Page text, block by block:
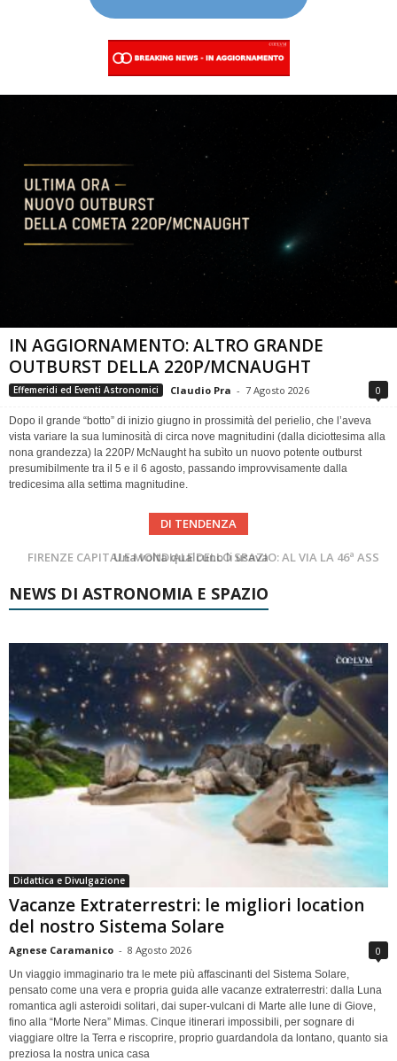
IN AGGIORNAMENTO: ALTRO GRANDE
OUTBURST DELLA 220P/MCNAUGHT
Effemeridi ed Eventi Astronomici Claudio Pra - 7 Agosto 2026 0
Dopo il grande “botto” di inizio giugno in prossimità del perielio, che l’aveva
vista variare la sua luminosità di circa nove magnitudini (dalla diciottesima alla
nona grandezza) la 220P/ McNaught ha subìto un nuovo potente outburst
presumibilmente tra il 5 e il 6 agosto, passando improvvisamente dalla
tredicesima alla settima magnitudine.
DI TENDENZA
FIRENZE CAPITALE MONDIALE DELLO SPAZIO: AL VIA LA 46ª ASSEMBLEA SCIENTIFICA DEL COSPAR
Cielo del Mese di Agosto 2026
NEWS DI ASTRONOMIA E SPAZIO
Didattica e Divulgazione
Vacanze Extraterrestri: le migliori location
del nostro Sistema Solare
Agnese Caramanico - 8 Agosto 2026 0
Un viaggio immaginario tra le mete più affascinanti del Sistema Solare,
pensato come una vera e propria guida alle vacanze extraterrestri: dalla Luna
romantica agli asteroidi solitari, dai super-vulcani di Marte alle lune di Giove,
fino alla “Morte Nera” Mimas. Cinque itinerari impossibili, per sognare di
viaggiare oltre la Terra e riscoprire, proprio guardandola da lontano, quanto sia
preziosa la nostra unica casa